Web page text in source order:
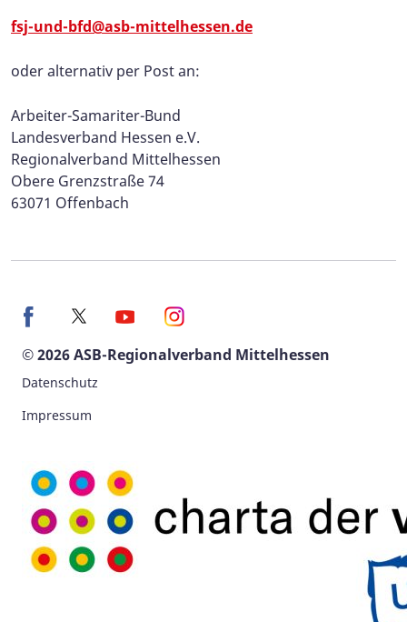
fsj-und-bfd@asb-mittelhessen.de
oder alternativ per Post an:
Arbeiter-Samariter-Bund
Landesverband Hessen e.V.
Regionalverband Mittelhessen
Obere Grenzstraße 74
63071 Offenbach
© 2026 ASB-Regionalverband Mittelhessen
Datenschutz
Impressum